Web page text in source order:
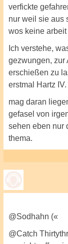
verfickte
nur weil sie aus
wos keine arbeit
Ich verstehe,
gezwungen, zur
erschießen zu
erstmal Hartz IV.
mag daran
gefasel von
sehen eben nur
thema.
@Sodhahn («
@Catch